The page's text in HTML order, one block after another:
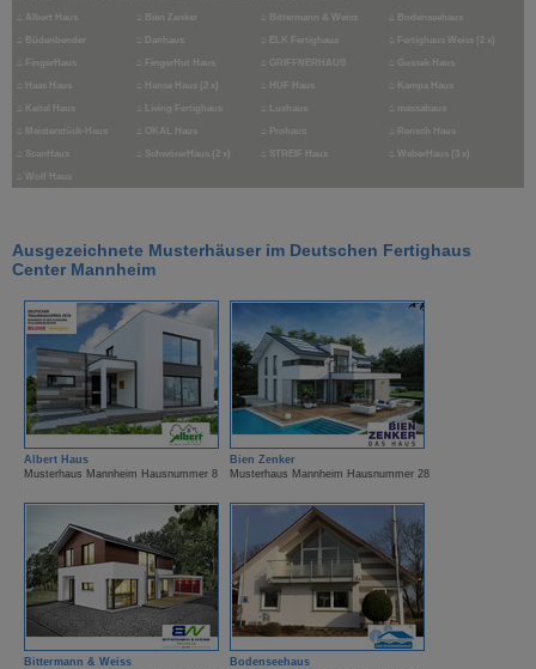
⌂ Albert Haus ⌂ Bien Zenker ⌂ Bittermann & Weiss ⌂ Bodenseehaus
⌂ Büdenbender ⌂ Danhaus ⌂ ELK Fertighaus ⌂ Fertighaus Weiss (2 x)
⌂ FingerHaus ⌂ FingerHut Haus ⌂ GRIFFNERHAUS ⌂ Gussek Haus
⌂ Haas Haus ⌂ Hanse Haus (2 x) ⌂ HUF Haus ⌂ Kampa Haus
⌂ Keitel Haus ⌂ Living Fertighaus ⌂ Luxhaus ⌂ massahaus
⌂ Meisterstück-Haus ⌂ OKAL Haus ⌂ Prohaus ⌂ Rensch Haus
⌂ ScanHaus ⌂ SchwörerHaus (2 x) ⌂ STREIF Haus ⌂ WeberHaus (3 x)
⌂ Wolf Haus
Ausgezeichnete Musterhäuser im Deutschen Fertighaus
Center Mannheim
Albert Haus
Musterhaus Mannheim Hausnummer 8
Bien Zenker
Musterhaus Mannheim Hausnummer 28
Bittermann & Weiss
Bodenseehaus